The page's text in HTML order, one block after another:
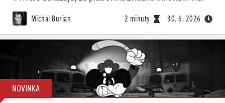
Michal Burian 2 minuty 30. 6. 2026
NOVINKA